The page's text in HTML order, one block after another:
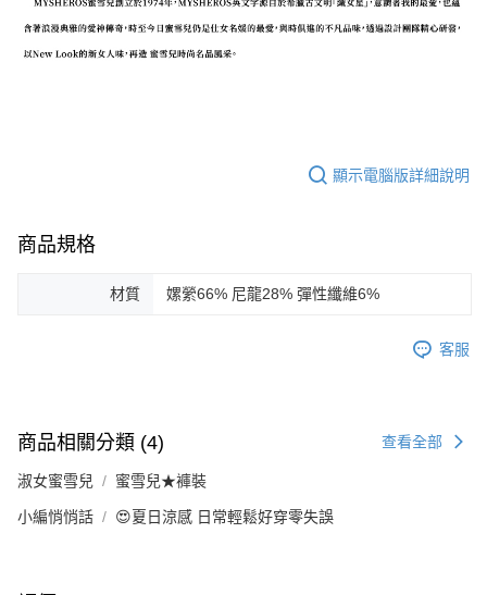
顯示電腦版詳細說明
商品規格
材質 嫘縈66% 尼龍28% 彈性纖維6%
客服
商品相關分類 (4) 查看全部
淑女蜜雪兒 蜜雪兒★褲裝
小編悄悄話 😍夏日涼感 日常輕鬆好穿零失誤